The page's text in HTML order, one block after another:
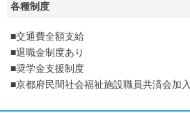
各種制度
■交通費全額支給
■退職金制度あり
■奨学金支援制度
■京都府民間社会福祉施設職員共済会加入